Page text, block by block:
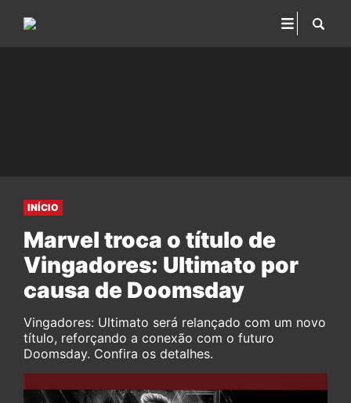
INÍCIO
Marvel troca o título de
Vingadores: Ultimato por
causa de Doomsday
Vingadores: Ultimato será relançado com um novo
título, reforçando a conexão com o futuro
Doomsday. Confira os detalhes.